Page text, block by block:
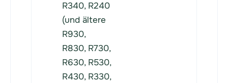
R340, R240
(und ältere
R930,
R830, R730,
R630, R530,
R430, R330,